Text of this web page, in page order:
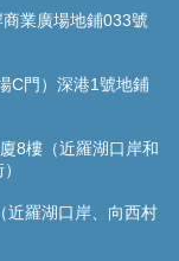
業廣場地鋪033號
C門）深港1號地鋪
8樓（近羅湖口岸和
近羅湖口岸、向西村